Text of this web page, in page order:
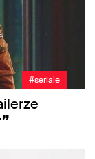
#seriale